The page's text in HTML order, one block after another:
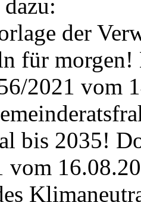
der
für
2021 vom
bis 2035!
vom